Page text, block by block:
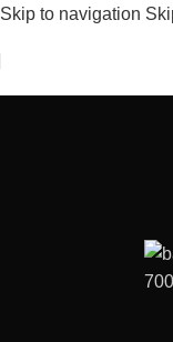
Skip to navigation